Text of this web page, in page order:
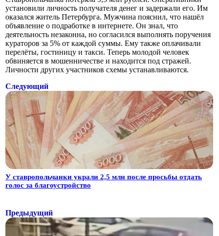
установили личность получателя денег и задержали его. Им
оказался житель Петербурга. Мужчина пояснил, что нашёл
объявление о подработке в интернете. Он знал, что
деятельность незаконна, но согласился выполнять поручения
кураторов за 5% от каждой суммы. Ему также оплачивали
перелёты, гостиницу и такси. Теперь молодой человек
обвиняется в мошенничестве и находится под стражей.
Личности других участников схемы устанавливаются.
Следующий
У ставропольчанки украли 2,5 млн после просьбы отдать
голос за благоустройство
Предыдущий